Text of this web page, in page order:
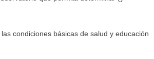
condiciones básicas de salud y educación